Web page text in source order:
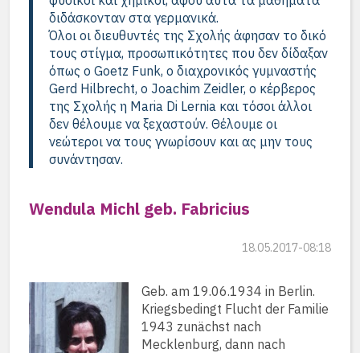
διδάσκονταν στα γερμανικά.
Όλοι οι διευθυντές της Σχολής άφησαν το δικό
τους στίγμα, προσωπικότητες που δεν δίδαξαν
όπως ο Goetz Funk, ο διαχρονικός γυμναστής
Gerd Hilbrecht, ο Joachim Zeidler, ο κέρβερος
της Σχολής η Maria Di Lernia και τόσοι άλλοι
δεν θέλουμε να ξεχαστούν. Θέλουμε οι
νεώτεροι να τους γνωρίσουν και ας μην τους
συνάντησαν.
Wendula Michl geb. Fabricius
18.05.2017-08:18
Geb. am 19.06.1934 in Berlin.
Kriegsbedingt Flucht der Familie
1943 zunächst nach
Mecklenburg, dann nach